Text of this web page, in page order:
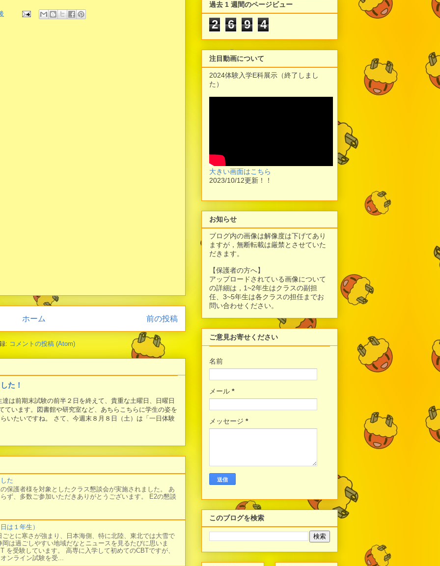
前の投稿
ホーム
: コメントの投稿 (Atom)
た！
は前期末試験の前半２日を終えて、貴重な土曜日、日曜日
ています。図書館や研究室など、あちらこちらに学生の姿を
いたいですね。 さて、今週末８月８日（土）は「一日体験
た
保護者様を対象としたクラス懇談会が実施されました。 あ
ず、多数ご参加いただきありがとうございます。 E2の懇談
は１年生）
とに寒さが強まり、日本海側、特に北陸、東北では大雪で
は過ごしやすい地域だなとニュースを見るたびに思いま
を受験しています。 高専に入学して初めてのCBTですが、
ンライン試験を受...
過去 1 週間のページビュー
2 6 9 4
注目動画について
2024体験入学E科展示（終了しまし
た）
大きい画面はこちら
2023/10/12更新！！
お知らせ
ブログ内の画像は解像度は下げてあり
ますが， 無断転載は厳禁とさせていた
だきます。
【保護者の方へ】
アップロードされている画像について
の詳細は，1~2年生はクラスの副担
任、3~5年生は各クラスの担任までお
問い合わせください。
ご意見お寄せください
名前
メール *
メッセージ *
このブログを検索